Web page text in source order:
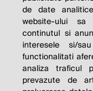
THE
de date
website-ului
continutul si
interesele si/
functionalitati
analiza traficul
prevazute de